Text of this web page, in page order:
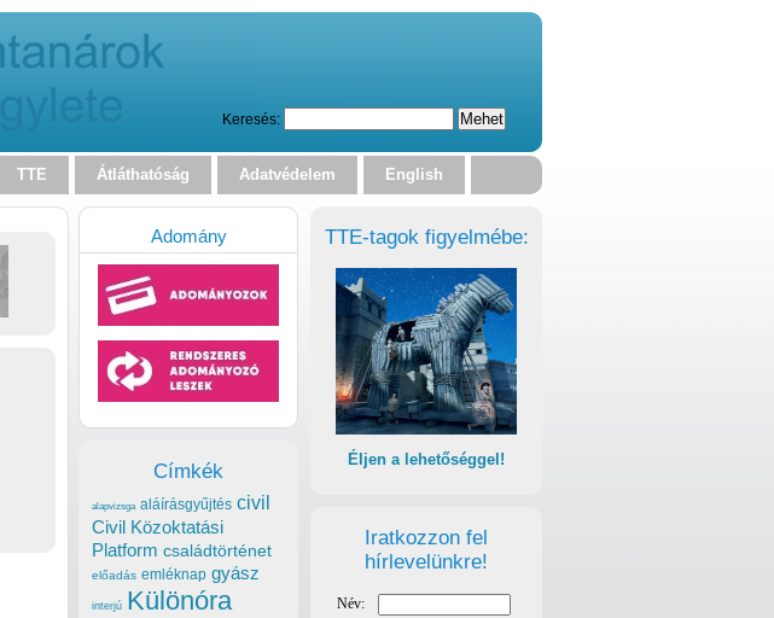
Keresés:
TTE Átláthatóság Adatvédelem English
TTE-tagok figyelmébe:
Éljen a lehetőséggel!
Iratkozzon fel
hírlevelünkre!
Adomány
Címkék
alapvizsga aláírásgyűjtés civil
Civil Közoktatási
Platform családtörténet
előadás emléknap gyász
interjú Különóra